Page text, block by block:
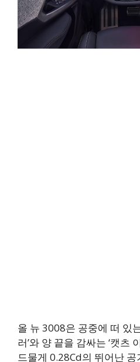
올 뉴 3008은 공중에 떠 있
러’와 양 끝을 감싸는 ‘캣츠
드물게 0.28Cd의 뛰어난